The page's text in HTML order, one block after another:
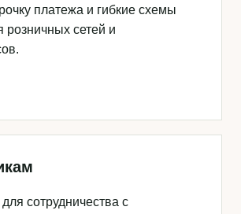
платежа и гибкие схемы
розничных сетей и
сотрудничества с